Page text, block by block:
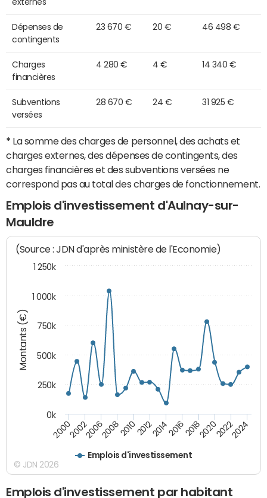
externes
Dépenses de
contingents
23 670 € 20 € 46 498 €
Charges
financières
4 280 € 4 € 14 340 €
Subventions
versées
28 670 € 24 € 31 925 €
* La somme des charges de personnel, des achats et
charges externes, des dépenses de contingents, des
charges financières et des subventions versées ne
correspond pas au total des charges de fonctionnement.
Emplois d'investissement d'Aulnay-sur-
Mauldre
Montants (€)
(Source : JDN d'après ministère de l'Economie)
Emplois d'investissement
200020022006200820102012201420162018202020222024
0k
250k
500k
750k
1 000k
1 250k
© JDN 2026
Emplois d'investissement par habitant